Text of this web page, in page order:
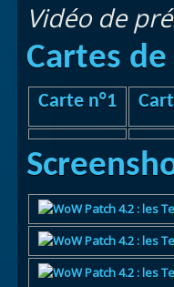
Vidéo de
Cartes
Carte n°1